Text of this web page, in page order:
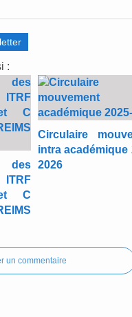
:
C
Circulaire
intra académique
2026
un commentaire